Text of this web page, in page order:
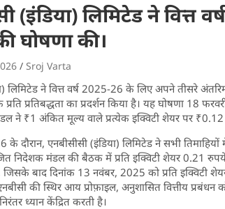
(इंडिया) लिमिटेड ने वित्त
घोषणा की।
Sroj Varta
लिमिटेड ने वित्त वर्ष 2025-26 के लिए अपने तीसरे
प्रतिबद्धता का प्रदर्शन किया है। यह घोषणा 18
ने ₹1 अंकित मूल्य वाले प्रत्येक इक्विटी शेयर पर
के दौरान, एनबीसीसी (इंडिया) लिमिटेड ने सभी
निदेशक मंडल की बैठक में प्रति इक्विटी शेयर 0.21
जिसके बाद दिनांक 13 नवंबर, 2025 को प्रति इक्विटी
की स्थिर आय प्रोफ़ाइल, अनुशासित वित्तीय
ध्यान केंद्रित करती है।